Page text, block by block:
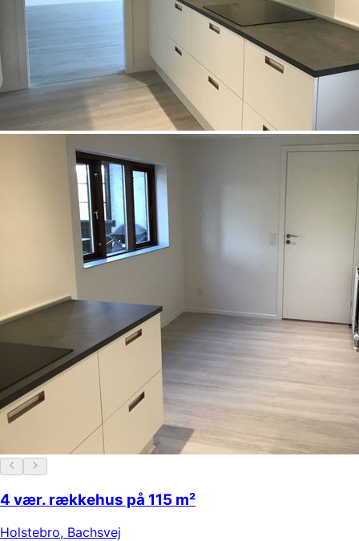
4 vær. rækkehus på 115 m²
Holstebro, Bachsvej